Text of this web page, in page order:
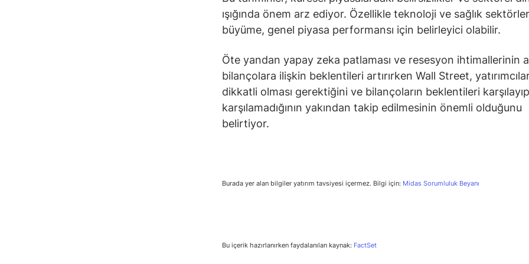
ışığında önem arz ediyor. Özellikle teknoloji ve sağlık
büyüme, genel piyasa performansı için belirleyici olabilir.
Öte yandan yapay zeka patlaması ve resesyon ihtimallerinin
bilançolara ilişkin beklentileri artırırken Wall Street,
dikkatli olması gerektiğini ve bilançoların beklentileri karşılayıp
karşılamadığının yakından takip edilmesinin önemli olduğunu
belirtiyor.
Burada yer alan bilgiler yatırım tavsiyesi içermez. Bilgi için: Midas Sorumluluk Beyanı
Bu içerik hazırlanırken faydalanılan kaynak: FactSet